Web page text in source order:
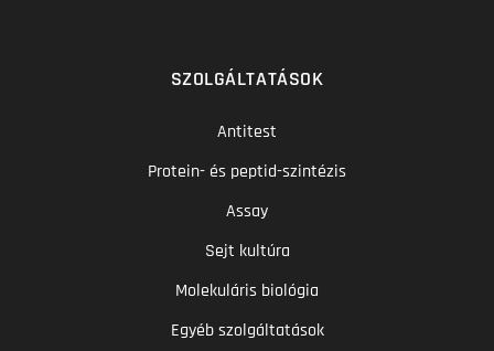
SZOLGÁLTATÁSOK
Antitest
Protein- és peptid-szintézis
Assay
Sejt kultúra
Molekuláris biológia
Egyéb szolgáltatások